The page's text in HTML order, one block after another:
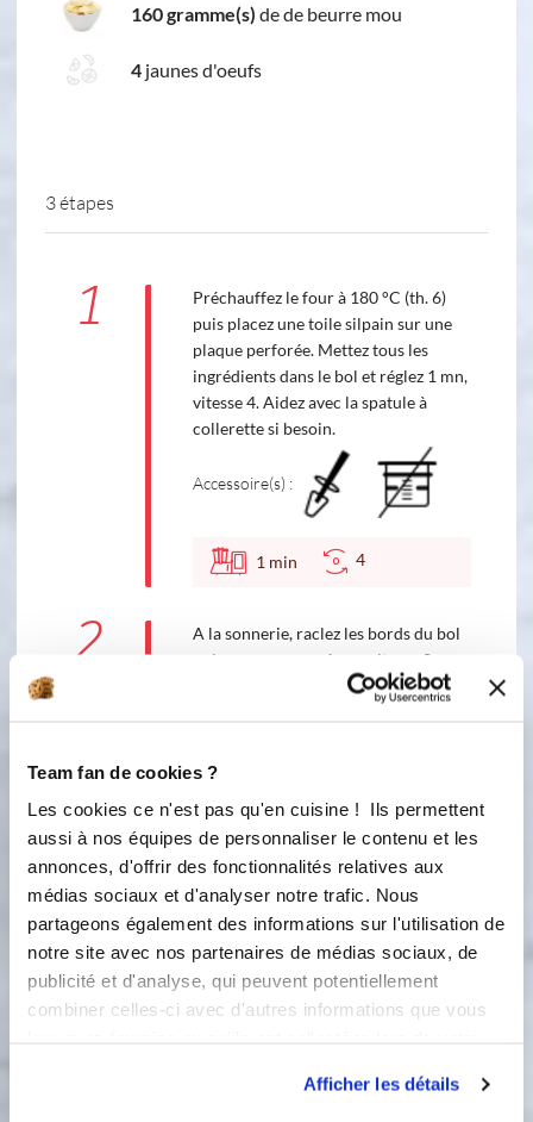
Team fan de cookies ?
Les cookies ce n'est pas qu'en cuisine ! Ils permettent
aussi à nos équipes de personnaliser le contenu et les
annonces, d'offrir des fonctionnalités relatives aux
médias sociaux et d'analyser notre trafic. Nous
partageons également des informations sur l'utilisation de
notre site avec nos partenaires de médias sociaux, de
publicité et d'analyse, qui peuvent potentiellement
combiner celles-ci avec d'autres informations que vous
Afficher les détails
160 gramme(s) de de beurre mou
4 jaunes d'oeufs
3 étapes
1
Préchauffez le four à 180 °C (th. 6)
puis placez une toile silpain sur une
plaque perforée. Mettez tous les
ingrédients dans le bol et réglez 1 mn,
vitesse 4. Aidez avec la spatule à
collerette si besoin.
Accessoire(s) :
1 min 4
2
A la sonnerie, raclez les bords du bol
puis programmez 1 mn, vitesse S avec
l'i-cook'in ou vitesse 1 avec le 3.0.
Rissoler : 1min
3
Partagez la pâte en 15 parts de 40 g
chacune et formez des boules. Posez
un découpoir de 9,5 cm de diamètre
sur la silpain. Posez au centre une
lui donner la forme du découpoir.